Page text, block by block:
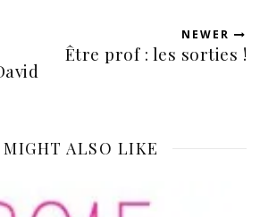
NEWER
Être prof : les sorties !
ALSO LIKE